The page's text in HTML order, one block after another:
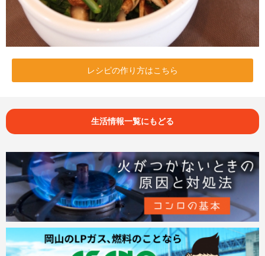
レシピの作り方はこちら
生活情報一覧にもどる